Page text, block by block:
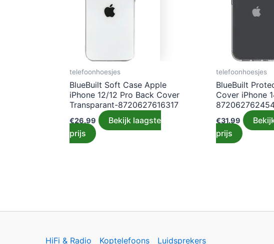
telefoonhoesjes
BlueBuilt Soft Case Apple
iPhone 12/12 Pro Back Cover
Transparant-8720627616317
€26.99
Bekijk laagste
prijs
telefoonhoesjes
BlueBuilt
Cover iPhone
€31.99
prijs
HiFi & Radio Koptelefoons Luidsprekers